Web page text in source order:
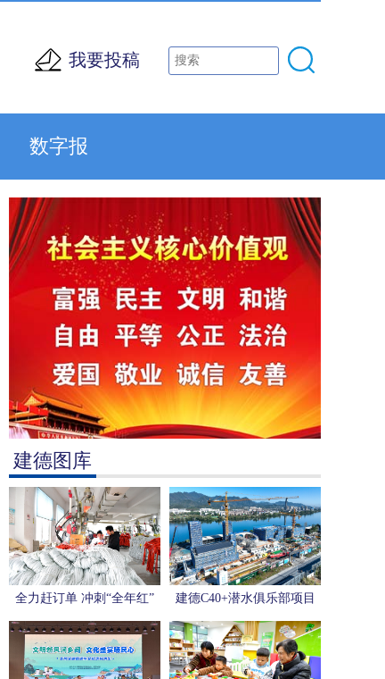
我要投稿
数字报
建德图库
全力赶订单 冲刺“全年红”
建德C40+潜水俱乐部项目
进展顺利 预计明年暑期推
向市场